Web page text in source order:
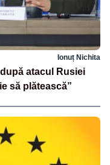
Ionuț Nichita
atacul Rusiei
să plătească”